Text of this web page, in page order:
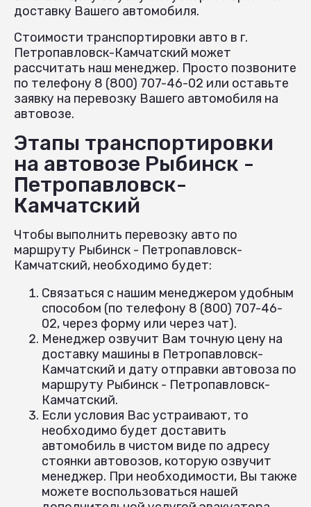
доставку Вашего автомобиля.
Стоимости транспортировки авто в г.
Петропавловск-Камчатский может
рассчитать наш менеджер. Просто позвоните
по телефону 8 (800) 707-46-02 или оставьте
заявку на перевозку Вашего автомобиля на
автовозе.
Этапы транспортировки
на автовозе Рыбинск -
Петропавловск-
Камчатский
Чтобы выполнить перевозку авто по
маршруту Рыбинск - Петропавловск-
Камчатский, необходимо будет:
Связаться с нашим менеджером удобным
способом (по телефону 8 (800) 707-46-
02, через форму или через чат).
Менеджер озвучит Вам точную цену на
доставку машины в Петропавловск-
Камчатский и дату отправки автовоза по
маршруту Рыбинск - Петропавловск-
Камчатский.
Если условия Вас устраивают, то
необходимо будет доставить
автомобиль в чистом виде по адресу
стоянки автовозов, которую озвучит
менеджер. При необходимости, Вы также
можете воспользоваться нашей